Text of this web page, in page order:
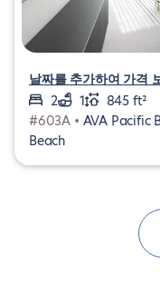
날짜를 추가하여 가격
2
1
845 ft²
#603A • AVA Pacific
Beach